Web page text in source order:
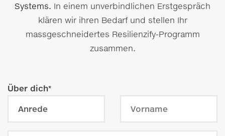
Systems. In einem unverbindlichen Erstgespräch
klären wir ihren Bedarf und stellen Ihr
massgeschneidertes Resilienzify-Programm
zusammen.
Über dich*